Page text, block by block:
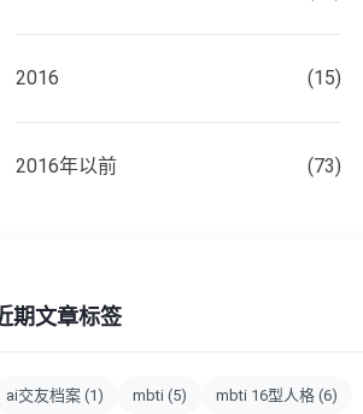
2016 (15)
2016年以前 (73)
期文章标签
ai交友档案 (1) mbti (5) mbti 16型人格 (6)